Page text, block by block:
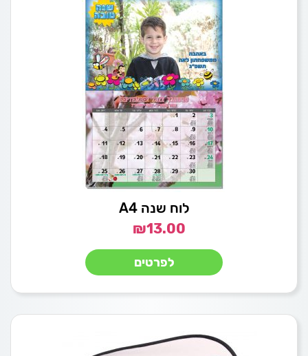
לוח שנה A4
₪13.00
לפרטים